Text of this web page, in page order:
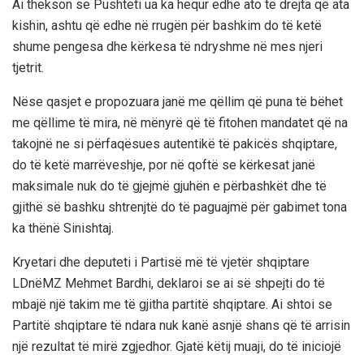
Ai thekson se Pushteti ua ka hequr edhe ato të drejta që ata
kishin, ashtu që edhe në rrugën për bashkim do të ketë
shume pengesa dhe kërkesa të ndryshme në mes njeri
tjetrit.
Nëse qasjet e propozuara janë me qëllim që puna të bëhet
me qëllime të mira, në mënyrë që të fitohen mandatet që na
takojnë ne si përfaqësues autentikë të pakicës shqiptare,
do të ketë marrëveshje, por në qoftë se kërkesat janë
maksimale nuk do të gjejmë gjuhën e përbashkët dhe të
gjithë së bashku shtrenjtë do të paguajmë për gabimet tona
ka thënë Sinishtaj.
Kryetari dhe deputeti i Partisë më të vjetër shqiptare
LDnëMZ Mehmet Bardhi, deklaroi se ai së shpejti do të
mbajë një takim me të gjitha partitë shqiptare. Ai shtoi se
Partitë shqiptare të ndara nuk kanë asnjë shans që të arrisin
një rezultat të mirë zgjedhor. Gjatë këtij muaji, do të iniciojë